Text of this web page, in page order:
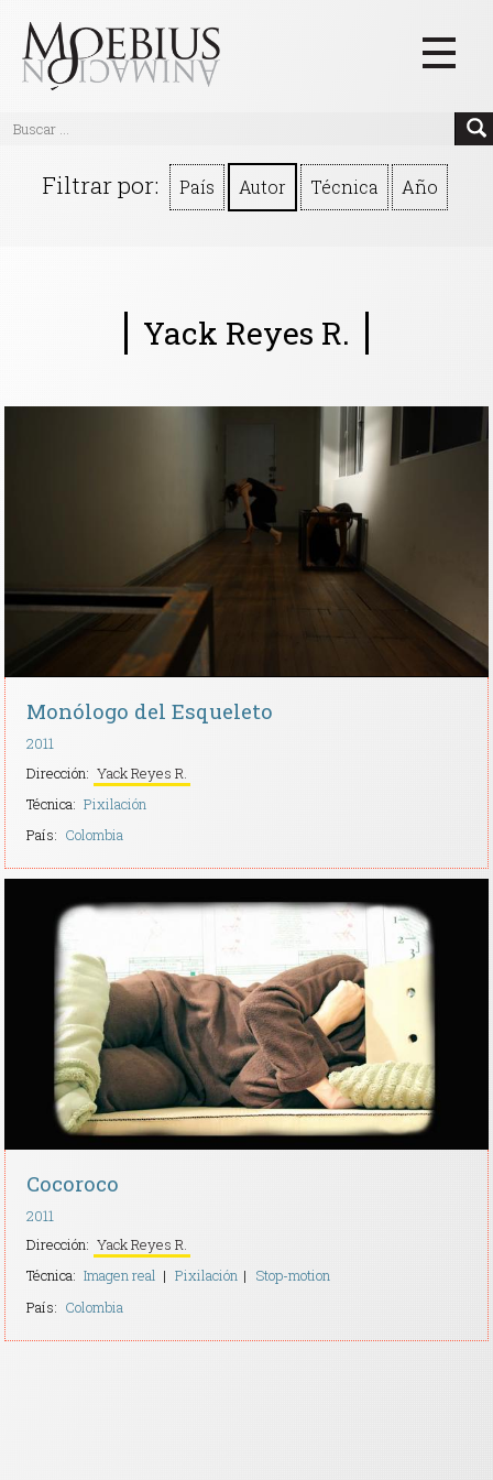
Videos
Eventos
Quiénes Somos
Contacto
Filtrar por: País Autor Técnica Año
Yack Reyes R.
Monólogo del Esqueleto
2011
Dirección: Yack Reyes R.
Técnica: Pixilación
País: Colombia
Cocoroco
2011
Dirección: Yack Reyes R.
Técnica: Imagen real Pixilación
Stop-motion
País: Colombia